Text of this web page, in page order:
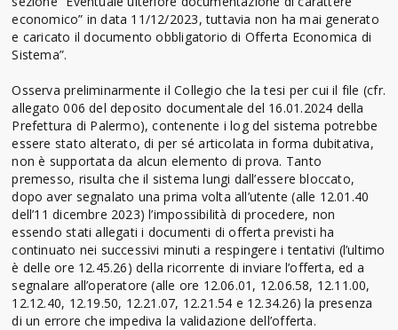
economico” in data 11/12/2023, tuttavia non ha mai generato
e caricato il documento obbligatorio di Offerta Economica di
Sistema”.
Osserva preliminarmente il Collegio che la tesi per cui il file (cfr.
allegato 006 del deposito documentale del 16.01.2024 della
Prefettura di Palermo), contenente i log del sistema potrebbe
essere stato alterato, di per sé articolata in forma dubitativa,
non è supportata da alcun elemento di prova. Tanto
premesso, risulta che il sistema lungi dall’essere bloccato,
dopo aver segnalato una prima volta all’utente (alle 12.01.40
dell’11 dicembre 2023) l’impossibilità di procedere, non
essendo stati allegati i documenti di offerta previsti ha
continuato nei successivi minuti a respingere i tentativi (l’ultimo
è delle ore 12.45.26) della ricorrente di inviare l’offerta, ed a
segnalare all’operatore (alle ore 12.06.01, 12.06.58, 12.11.00,
12.12.40, 12.19.50, 12.21.07, 12.21.54 e 12.34.26) la presenza
di un errore che impediva la validazione dell’offerta.